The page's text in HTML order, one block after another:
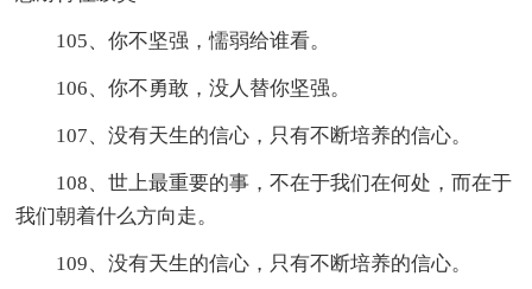
105、你不坚强，懦弱给谁看。
106、你不勇敢，没人替你坚强。
107、没有天生的信心，只有不断培养的信心。
108、世上最重要的事，不在于我们在何处，而在于
我们朝着什么方向走。
109、没有天生的信心，只有不断培养的信心。